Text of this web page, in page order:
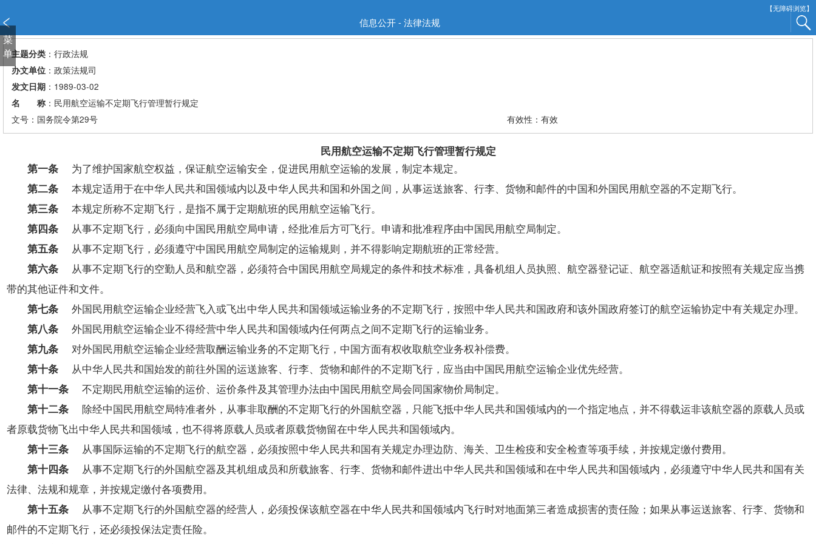
【无障碍浏览】
信息公开 - 法律法规
菜
单主题分类：行政法规
办文单位：政策法规司
发文日期：1989-03-02
名 称：民用航空运输不定期飞行管理暂行规定
文号：国务院令第29号
有效性：有效
民用航空运输不定期飞行管理暂行规定
第一条为了维护国家航空权益，保证航空运输安全，促进民用航空运输的发展，制定本规定。
第二条本规定适用于在中华人民共和国领域内以及中华人民共和国和外国之间，从事运送旅客、行李、货物和邮件的中国和外国民用航空器的不定期飞行。
第三条本规定所称不定期飞行，是指不属于定期航班的民用航空运输飞行。
第四条从事不定期飞行，必须向中国民用航空局申请，经批准后方可飞行。申请和批准程序由中国民用航空局制定。
第五条从事不定期飞行，必须遵守中国民用航空局制定的运输规则，并不得影响定期航班的正常经营。
第六条从事不定期飞行的空勤人员和航空器，必须符合中国民用航空局规定的条件和技术标准，具备机组人员执照、航空器登记证、航空器适航证和按照有关规定应当携
带的其他证件和文件。
第七条外国民用航空运输企业经营飞入或飞出中华人民共和国领域运输业务的不定期飞行，按照中华人民共和国政府和该外国政府签订的航空运输协定中有关规定办理。
第八条外国民用航空运输企业不得经营中华人民共和国领域内任何两点之间不定期飞行的运输业务。
第九条对外国民用航空运输企业经营取酬运输业务的不定期飞行，中国方面有权收取航空业务权补偿费。
第十条从中华人民共和国始发的前往外国的运送旅客、行李、货物和邮件的不定期飞行，应当由中国民用航空运输企业优先经营。
第十一条不定期民用航空运输的运价、运价条件及其管理办法由中国民用航空局会同国家物价局制定。
第十二条除经中国民用航空局特准者外，从事非取酬的不定期飞行的外国航空器，只能飞抵中华人民共和国领域内的一个指定地点，并不得载运非该航空器的原载人员或
者原载货物飞出中华人民共和国领域，也不得将原载人员或者原载货物留在中华人民共和国领域内。
第十三条从事国际运输的不定期飞行的航空器，必须按照中华人民共和国有关规定办理边防、海关、卫生检疫和安全检查等项手续，并按规定缴付费用。
第十四条从事不定期飞行的外国航空器及其机组成员和所载旅客、行李、货物和邮件进出中华人民共和国领域和在中华人民共和国领域内，必须遵守中华人民共和国有关
法律、法规和规章，并按规定缴付各项费用。
第十五条从事不定期飞行的外国航空器的经营人，必须投保该航空器在中华人民共和国领域内飞行时对地面第三者造成损害的责任险；如果从事运送旅客、行李、货物和
邮件的不定期飞行，还必须投保法定责任险。
窗
口
打
开
明
导